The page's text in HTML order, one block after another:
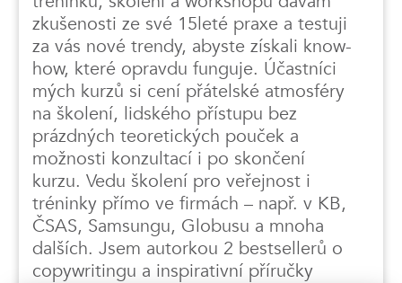
zkušenosti ze své 15leté praxe a testuji
za vás nové trendy, abyste získali know-
how, které opravdu funguje. Účastníci
mých kurzů si cení přátelské atmosféry
na školení, lidského přístupu bez
prázdných teoretických pouček a
možnosti konzultací i po skončení
kurzu. Vedu školení pro veřejnost i
tréninky přímo ve firmách – např. v KB,
ČSAS, Samsungu, Globusu a mnoha
dalších. Jsem autorkou 2 bestsellerů o
copywritingu a inspirativní příručky